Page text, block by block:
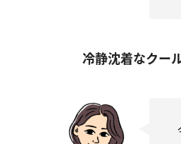
冷静沈着なクー